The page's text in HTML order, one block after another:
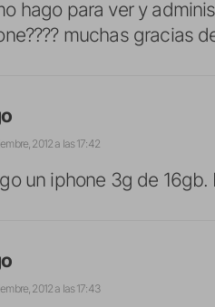
hago para ver y
muchas gracias
2012 a las 17:42
un iphone 3g de 16gb.
2012 a las 17:43